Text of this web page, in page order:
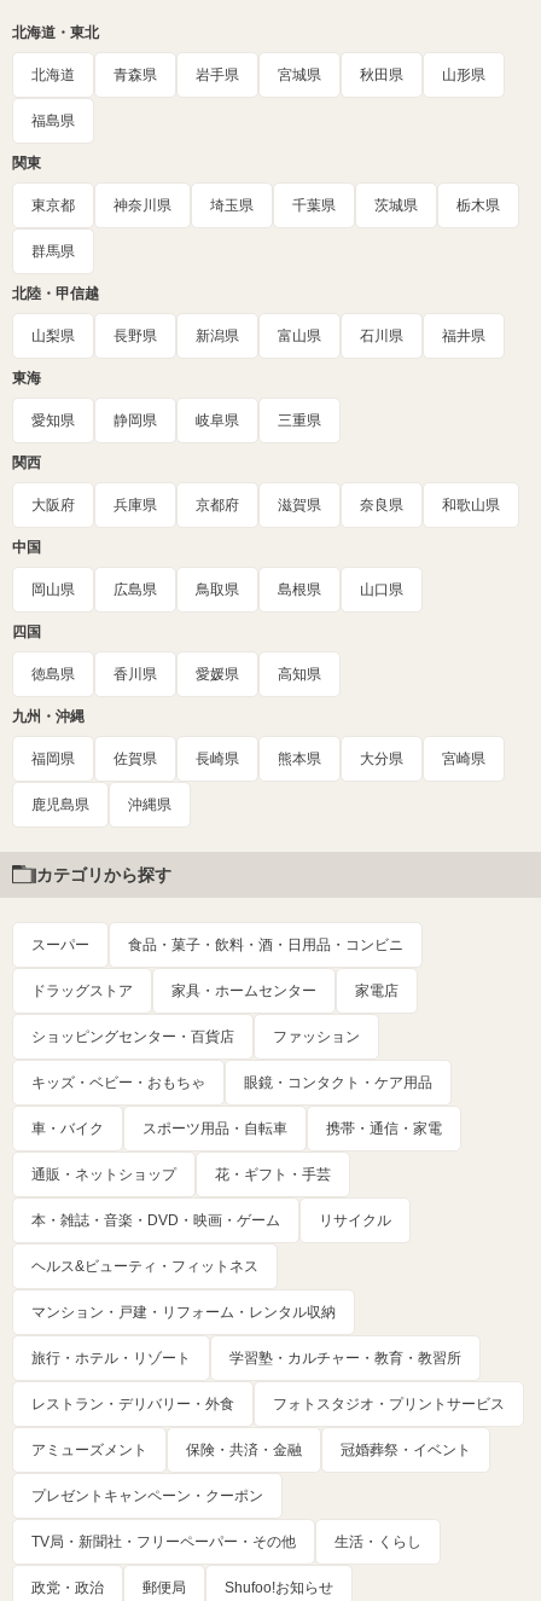
北海道・東北
北海道 青森県 岩手県 宮城県 秋田県 山形県
福島県
関東
東京都 神奈川県 埼玉県 千葉県 茨城県 栃木県
群馬県
北陸・甲信越
山梨県 長野県 新潟県 富山県 石川県 福井県
東海
愛知県 静岡県 岐阜県 三重県
関西
大阪府 兵庫県 京都府 滋賀県 奈良県 和歌山県
中国
岡山県 広島県 鳥取県 島根県 山口県
四国
徳島県 香川県 愛媛県 高知県
九州・沖縄
福岡県 佐賀県 長崎県 熊本県 大分県 宮崎県
鹿児島県 沖縄県
カテゴリから探す
スーパー 食品・菓子・飲料・酒・日用品・コンビニ
ドラッグストア 家具・ホームセンター 家電店
ショッピングセンター・百貨店 ファッション
キッズ・ベビー・おもちゃ 眼鏡・コンタクト・ケア用品
車・バイク スポーツ用品・自転車 携帯・通信・家電
通販・ネットショップ 花・ギフト・手芸
本・雑誌・音楽・DVD・映画・ゲーム リサイクル
ヘルス&ビューティ・フィットネス
マンション・戸建・リフォーム・レンタル収納
旅行・ホテル・リゾート 学習塾・カルチャー・教育・教習所
レストラン・デリバリー・外食 フォトスタジオ・プリントサービス
アミューズメント 保険・共済・金融 冠婚葬祭・イベント
プレゼントキャンペーン・クーポン
TV局・新聞社・フリーペーパー・その他 生活・くらし
政党・政治 郵便局 Shufoo!お知らせ